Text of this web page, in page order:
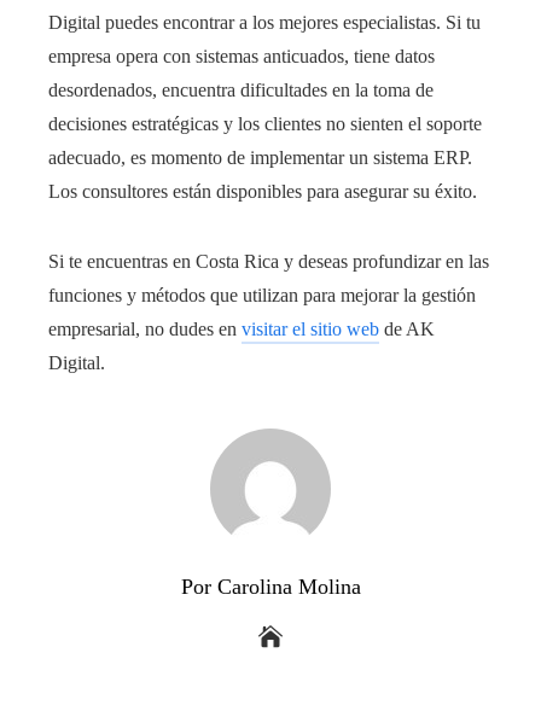
Digital puedes encontrar a los mejores especialistas. Si tu
empresa opera con sistemas anticuados, tiene datos
desordenados, encuentra dificultades en la toma de
decisiones estratégicas y los clientes no sienten el soporte
adecuado, es momento de implementar un sistema ERP.
Los consultores están disponibles para asegurar su éxito.
Si te encuentras en Costa Rica y deseas profundizar en las
funciones y métodos que utilizan para mejorar la gestión
empresarial, no dudes en visitar el sitio web de AK
Digital.
Por Carolina Molina